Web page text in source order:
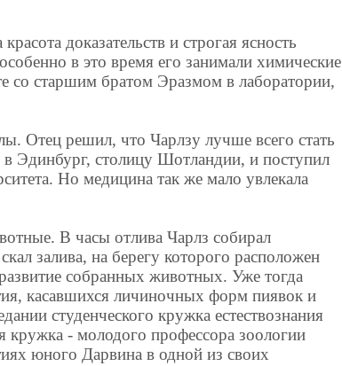
доказательств и строгая ясность
в это время его занимали химические
со старшим братом Эразмом в лаборатории,
Отец решил, что Чарлзу лучше всего стать
Эдинбург, столицу Шотландии, и поступил
Но медицина так же мало увлекала
В часы отлива Чарлз собирал
залива, на берегу которого расположен
собранных животных. Уже тогда
касавшихся личиночных форм пиявок и
студенческого кружка естествознания
кружка - молодого профессора зоологии
юного Дарвина в одной из своих